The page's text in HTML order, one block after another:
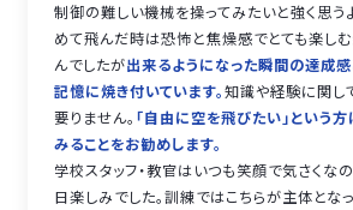
制御の難しい機械を操ってみたいと強く思う
めて飛んだ時は恐怖と焦燥感でとても楽し
んでしたが出来るようになった瞬間の達成
記憶に焼き付いています。知識や経験に関し
要りません。 「自由に空を飛びたい」という
みることをお勧めします。
学校スタッフ・教官はいつも笑顔で気さくな
日楽しみでした。訓練ではこちらが主体とな